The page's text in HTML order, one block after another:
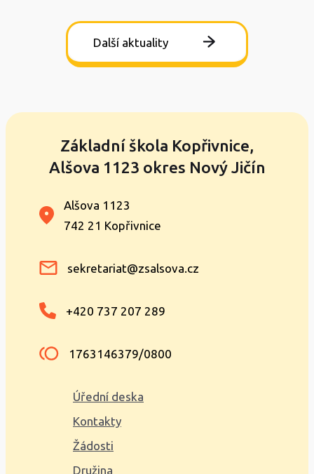
Další aktuality
Základní škola Kopřivnice,
Alšova 1123 okres Nový Jičín
Alšova 1123
742 21 Kopřivnice
sekretariat@zsalsova.cz
+420 737 207 289
1763146379/0800
Úřední deska
Kontakty
Žádosti
Družina